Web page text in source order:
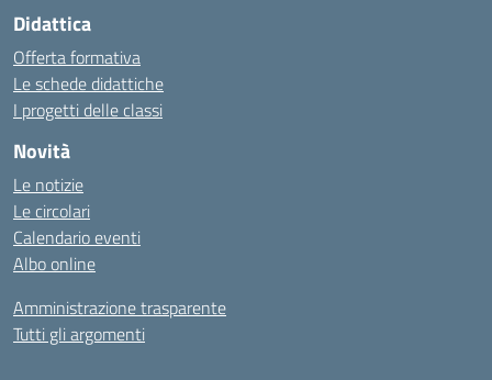
Didattica
Offerta formativa
Le schede didattiche
I progetti delle classi
Novità
Le notizie
Le circolari
Calendario eventi
Albo online
Amministrazione trasparente
Tutti gli argomenti